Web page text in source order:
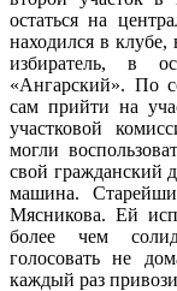
остаться на
находился в клубе,
избиратель, в
«Ангарский». По
сам прийти на
участковой
могли
свой гражданский
машина.
Мясникова. Ей
более чем
голосовать не
каждый раз